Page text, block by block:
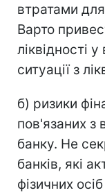
втратами для
Варто
ліквідності
ситуації з
б) ризики
пов'язаних з
банку. Не
банків, які
фізичних